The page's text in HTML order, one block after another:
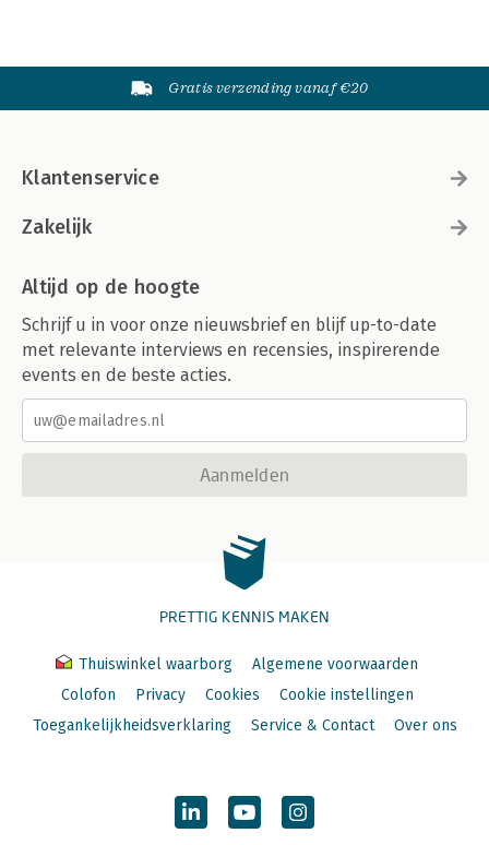
Gratis verzending vanaf €20
Klantenservice
Zakelijk
Altijd op de hoogte
Schrijf u in voor onze nieuwsbrief en blijf up-to-date
met relevante interviews en recensies, inspirerende
events en de beste acties.
Aanmelden
PRETTIG KENNIS MAKEN
Thuiswinkel waarborg
Algemene voorwaarden
Colofon
Privacy Cookies
Cookie instellingen
Toegankelijkheidsverklaring
Service & Contact Over ons